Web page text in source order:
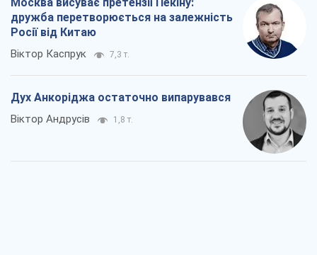
дружба перетворюється на залежність
Росії від Китаю
Віктор Каспрук 7,3 т.
Дух Анкоріджа остаточно випарувався
Віктор Андрусів 1,8 т.